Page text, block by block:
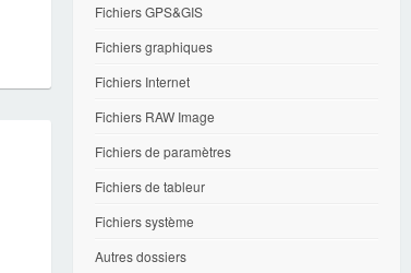
Fichiers GPS&GIS
Fichiers graphiques
Fichiers Internet
Fichiers RAW Image
Fichiers de paramètres
Fichiers de tableur
Fichiers système
Autres dossiers